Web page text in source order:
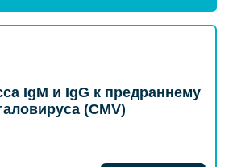
IgM и IgG к предраннему
(CMV)